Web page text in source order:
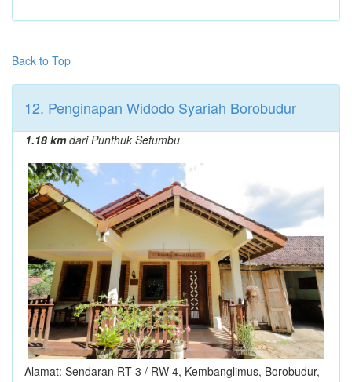
Back to Top
12. Penginapan Widodo Syariah Borobudur
1.18 kmdari Punthuk Setumbu
Alamat: Sendaran RT 3 / RW 4, Kembanglimus, Borobudur,